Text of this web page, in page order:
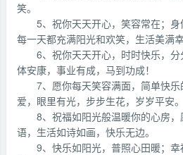
笑。
5、祝你天天开心，笑容常在；
每一天都充满阳光和欢笑，生活美满幸
6、祝你天天开心，时时快乐，
体安康，事业有成，马到功成！
7、愿你每天笑容满面，简单快
爱，眼里有光，步步生花，岁岁平安。
8、祝福如阳光般温暖你的心房
语，生活如诗如画，快乐无边。
9、快乐如阳光，普照心田暖；